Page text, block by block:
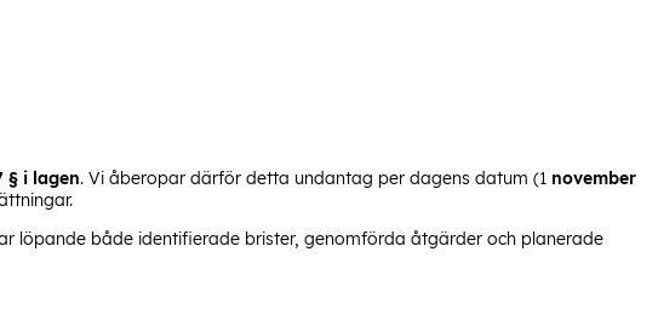
§ i lagen. Vi åberopar därför detta undantag per dagens datum (1 november
löpande både identifierade brister, genomförda åtgärder och planerade